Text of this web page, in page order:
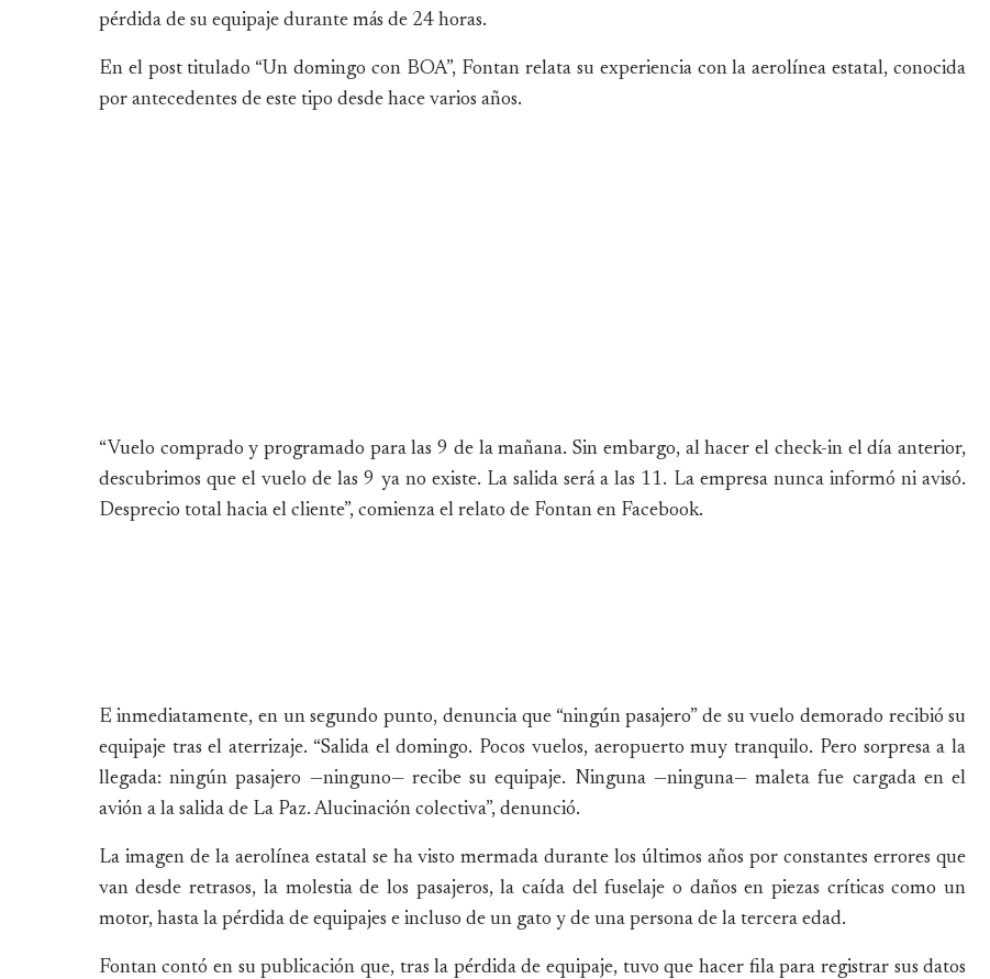
pérdida de su equipaje durante más de 24 horas.
En el post titulado “Un domingo con BOA”, Fontan relata su experiencia con la aerolínea estatal, conocida
por antecedentes de este tipo desde hace varios años.
“Vuelo comprado y programado para las 9 de la mañana. Sin embargo, al hacer el check-in el día anterior,
descubrimos que el vuelo de las 9 ya no existe. La salida será a las 11. La empresa nunca informó ni avisó.
Desprecio total hacia el cliente”, comienza el relato de Fontan en Facebook.
E inmediatamente, en un segundo punto, denuncia que “ningún pasajero” de su vuelo demorado recibió su
equipaje tras el aterrizaje. “Salida el domingo. Pocos vuelos, aeropuerto muy tranquilo. Pero sorpresa a la
llegada: ningún pasajero —ninguno— recibe su equipaje. Ninguna —ninguna— maleta fue cargada en el
avión a la salida de La Paz. Alucinación colectiva”, denunció.
La imagen de la aerolínea estatal se ha visto mermada durante los últimos años por constantes errores que
van desde retrasos, la molestia de los pasajeros, la caída del fuselaje o daños en piezas críticas como un
motor, hasta la pérdida de equipajes e incluso de un gato y de una persona de la tercera edad.
Fontan contó en su publicación que, tras la pérdida de equipaje, tuvo que hacer fila para registrar sus datos